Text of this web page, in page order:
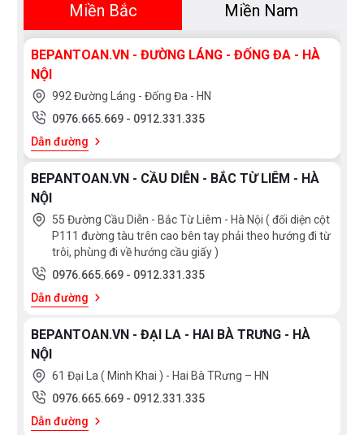
Miền Bắc Miền Nam
BEPANTOAN.VN - ĐƯỜNG LÁNG - ĐỐNG ĐA - HÀ
NỘI
992 Đường Láng - Đống Đa - HN
0976.665.669 - 0912.331.335
Dẫn đường
BEPANTOAN.VN - CẦU DIỄN - BẮC TỪ LIÊM - HÀ
NỘI
55 Đường Cầu Diễn - Bắc Từ Liêm - Hà Nội ( đối diện cột
P111 đường tàu trên cao bên tay phải theo hướng đi từ
trôi, phùng đi về hướng cầu giấy )
0976.665.669 - 0912.331.335
Dẫn đường
BEPANTOAN.VN - ĐẠI LA - HAI BÀ TRƯNG - HÀ
NỘI
61 Đại La ( Minh Khai ) - Hai Bà TRưng – HN
0976.665.669 - 0912.331.335
Dẫn đường